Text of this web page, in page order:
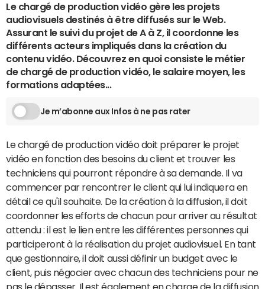
Le chargé de production vidéo gère les projets
audiovisuels destinés à être diffusés sur le Web.
Assurant le suivi du projet de A à Z, il coordonne les
différents acteurs impliqués dans la création du
contenu vidéo. Découvrez en quoi consiste le métier
de chargé de production vidéo, le salaire moyen, les
formations adaptées...
Je m’abonne aux Infos à ne pas rater
Le chargé de production vidéo doit préparer le projet
vidéo en fonction des besoins du client et trouver les
techniciens qui pourront répondre à sa demande. Il va
commencer par rencontrer le client qui lui indiquera en
détail ce qu'il souhaite. De la création à la diffusion, il doit
coordonner les efforts de chacun pour arriver au résultat
attendu : il est le lien entre les différentes personnes qui
participeront à la réalisation du projet audiovisuel. En tant
que gestionnaire, il doit aussi définir un budget avec le
client, puis négocier avec chacun des techniciens pour ne
pas le dépasser. Il est également en charge de la diffusion